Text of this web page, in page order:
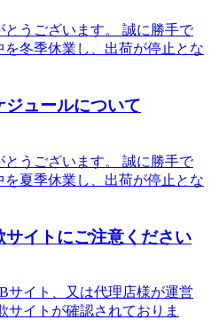
うございます。 誠に勝手で
冬季休業し、出荷が停止とな
ュールについて
うございます。 誠に勝手で
夏季休業し、出荷が停止とな
サイトにご注意ください
サイト、又は代理店様が運営
サイトが確認されておりま